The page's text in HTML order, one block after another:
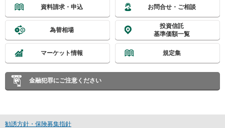
資料請求・申込 お問合せ・ご相談
為替相場
投資信託
基準価額一覧
マーケット情報 規定集
金融犯罪にご注意ください
勧誘方針・保険募集指針